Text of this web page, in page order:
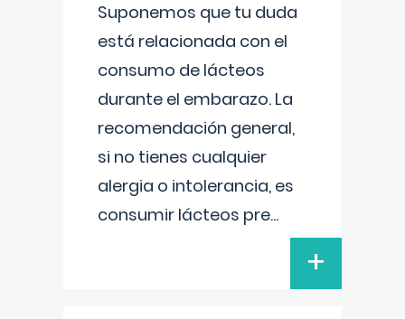
Suponemos que tu duda
está relacionada con el
consumo de lácteos
durante el embarazo. La
recomendación general,
si no tienes cualquier
alergia o intolerancia, es
consumir lácteos pre...
+